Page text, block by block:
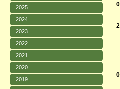
2025
2024
2023
2022
2021
2020
2019